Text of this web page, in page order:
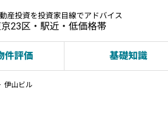
産投資を投資家目線でアドバイス
23区・駅近・低価格帯
件評価 基礎知識
伊山ビル